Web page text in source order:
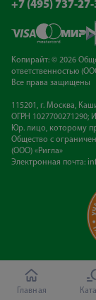
+7 (495) 737-
Копирайт: © 2026
ответственностью
Все права защищены
115201, г. Москва,
ОГРН 1027700271290;
Юр. лицо, которому
Общество с
(ООО) «Ригла»
Электронная почта:
Главная